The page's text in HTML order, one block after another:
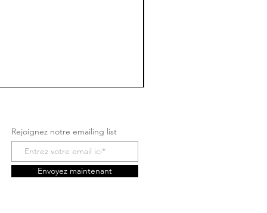
Rejoignez notre emailing list
Envoyez maintenant